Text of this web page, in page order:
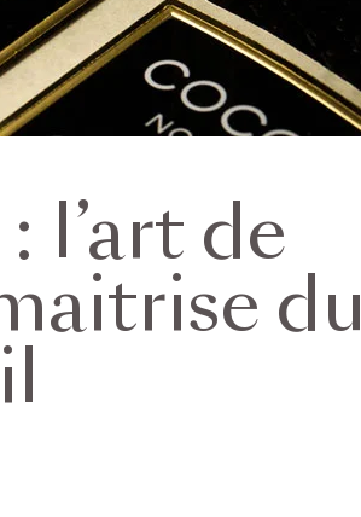
l’art de
du